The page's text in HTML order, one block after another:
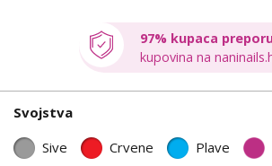
97% kupaca
kupovina na
Svojstva
Sive Crvene Plave